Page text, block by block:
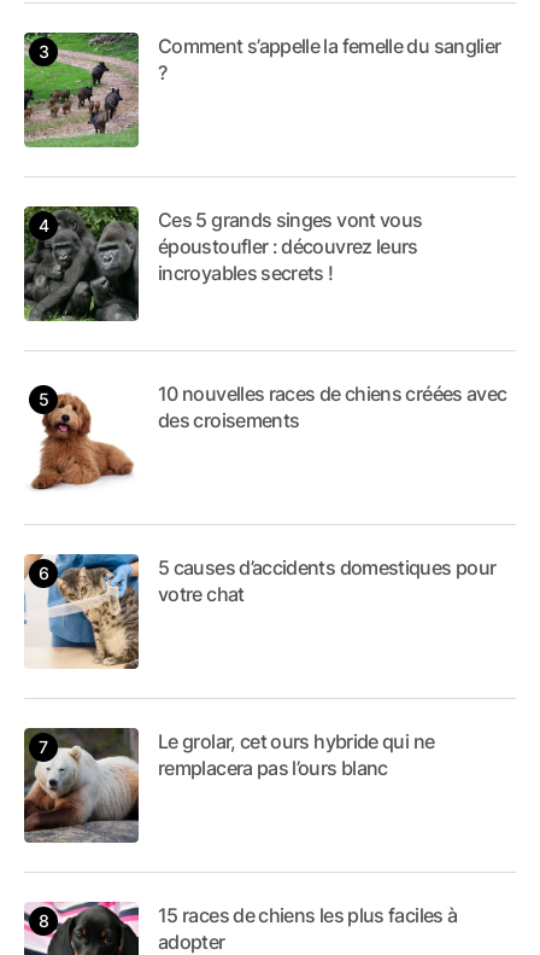
Comment s’appelle la femelle du sanglier
?
Ces 5 grands singes vont vous
époustoufler : découvrez leurs
incroyables secrets !
10 nouvelles races de chiens créées avec
des croisements
5 causes d’accidents domestiques pour
votre chat
Le grolar, cet ours hybride qui ne
remplacera pas l’ours blanc
15 races de chiens les plus faciles à
adopter